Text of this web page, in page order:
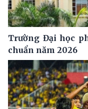
Trường Đại học
chuẩn năm 2026